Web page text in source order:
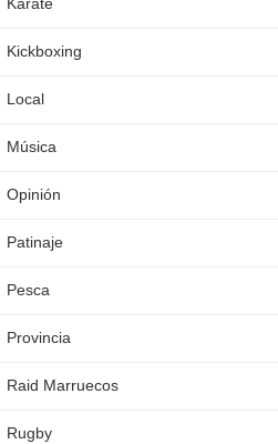
Kickboxing
Local
Música
Opinión
Patinaje
Pesca
Provincia
Raid Marruecos
Rugby